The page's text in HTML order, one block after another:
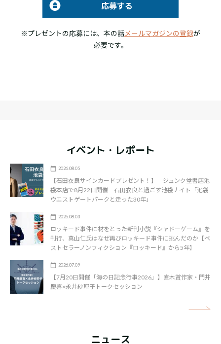
応募する
※プレゼントの応募には、本の話メールマガジンの登録が
必要です。
イベント・レポート
2026.08.05
【石田衣良サインカードプレゼント！】 ジュンク堂書店池
袋本店で8月22日開催 石田衣良と過ごす池袋ナイト「池袋
ウエストゲートパークと走った30年」
2026.08.03
ロッキード事件に材をとった新刊小説『シャドーゲーム』を
刊行、真山仁氏はなぜ再びロッキード事件に挑んだのか【ベ
ストセラーノンフィクション『ロッキード』から5年】
2026.07.09
【7月20日開催「海の日記念行事2026」】直木賞作家・門井
慶喜×永井紗耶子トークセッション
ニュース